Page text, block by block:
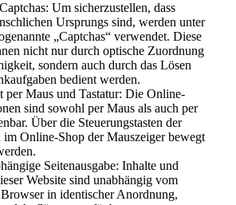
Um sicherzustellen, dass
Ursprungs sind, werden unter
„Captchas“ verwendet. Diese
nicht nur durch optische Zuordnung
sondern auch durch das Lösen
bedient werden.
per Maus und Tastatur: Die Online-
sind sowohl per Maus als auch per
Über die Steuerungstasten der
im Online-Shop der Mauszeiger bewegt
Seitenausgabe: Inhalte und
Website sind unabhängig vom
in identischer Anordnung,